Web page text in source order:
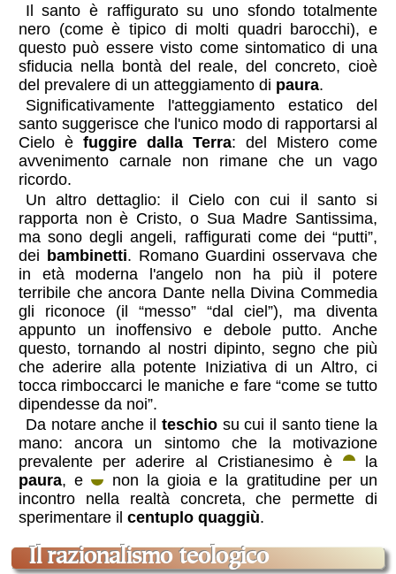
Il santo è raffigurato su uno sfondo totalmente
nero (come è tipico di molti quadri barocchi), e
questo può essere visto come sintomatico di una
sfiducia nella bontà del reale, del concreto, cioè
del prevalere di un atteggiamento di paura.
Significativamente l'atteggiamento estatico del
santo suggerisce che l'unico modo di rapportarsi al
Cielo è fuggire dalla Terra: del Mistero come
avvenimento carnale non rimane che un vago
ricordo.
Un altro dettaglio: il Cielo con cui il santo si
rapporta non è Cristo, o Sua Madre Santissima,
ma sono degli angeli, raffigurati come dei “putti”,
dei bambinetti. Romano Guardini osservava che
in età moderna l'angelo non ha più il potere
terribile che ancora Dante nella Divina Commedia
gli riconoce (il “messo” “dal ciel”), ma diventa
appunto un inoffensivo e debole putto. Anche
questo, tornando al nostri dipinto, segno che più
che aderire alla potente Iniziativa di un Altro, ci
tocca rimboccarci le maniche e fare “come se tutto
dipendesse da noi”.
Da notare anche il teschiosu cui il santo tiene la
mano: ancora un sintomo che la motivazione
prevalente per aderire al Cristianesimo è
la
paura, e
non la gioia e la gratitudine per un
incontro nella realtà concreta, che permette di
sperimentare il centuplo quaggiù.
il razionalismo teologico